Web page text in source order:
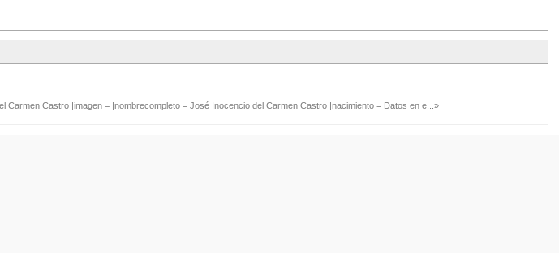
Castro |imagen = |nombrecompleto = José Inocencio del Carmen Castro |nacimiento = Datos en e...»